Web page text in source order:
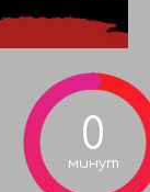
0
минут